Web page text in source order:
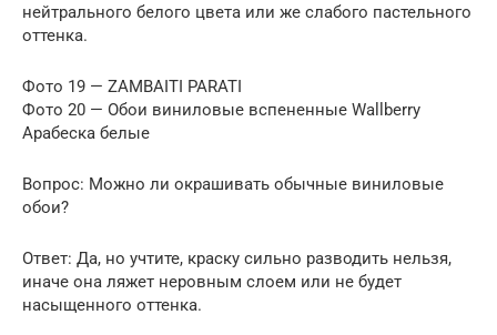
нейтрального белого цвета или же слабого пастельного
оттенка.
Фото 19 — ZAMBAITI PARATI
Фото 20 — Обои виниловые вспененные Wallberry
Арабеска белые
Вопрос: Можно ли окрашивать обычные виниловые
обои?
Ответ: Да, но учтите, краску сильно разводить нельзя,
иначе она ляжет неровным слоем или не будет
насыщенного оттенка.